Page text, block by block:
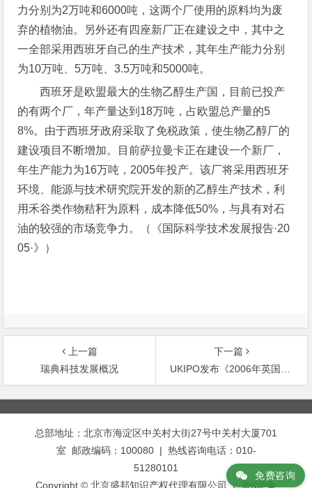
力分别为2万吨和6000吨，这两个厂使用的原料均为废
弃的植物油。另外还有四座新厂正在建设之中，其中之
一全部采用西班牙自己的生产技术，其年生产能力分别
为10万吨、5万吨、3.5万吨和5000吨。
西班牙是欧盟最大的生物乙醇生产国，目前已投产
的有两个厂，年产量达到18万吨，占欧盟总产量的5
8%。由于西班牙政府采取了免税政策，使生物乙醇厂的
建设项目不断增加。目前萨拉曼卡正在建设一个新厂，
年生产能力为16万吨，2005年投产。该厂将采用西班牙
环境、能源与技术研究院开发的新的乙醇生产技术，利
用禾谷类作物秸秆为原料，成本降低50%，与具有对石
油的较强的市场竞争力。（《国际科学技术发展报告·20
05·》）
上一篇
瑞典科技发展概况
下一篇
UKIPO发布《2006年英国知识产权意识调查报告》
文
章
总部地址：北京市海淀区中关村大街27号中关村大厦701
室 邮政编码：100080 | 热线咨询电话：010-
51280101
Copyright © 北京盛邦知识产权代理有限公司 | 京ICP备
免费咨询